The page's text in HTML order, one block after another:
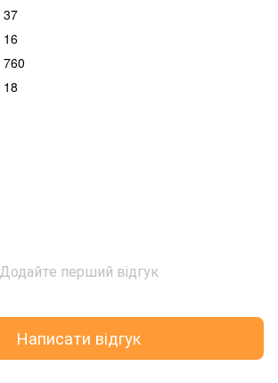
37
16
760
18
Додайте перший відгук
Написати відгук